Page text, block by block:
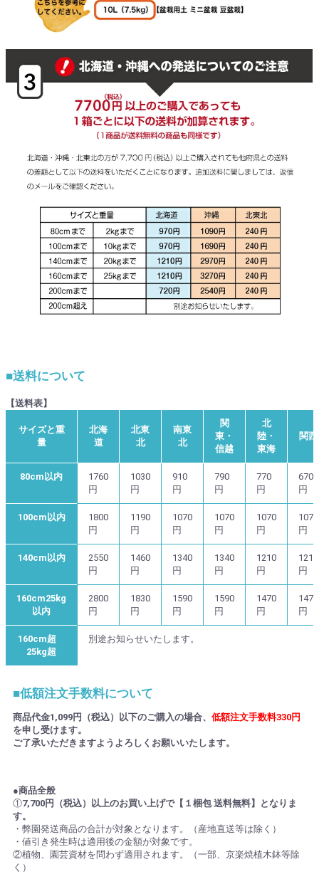
■送料について
【送料表】
サイズと重
量
北海
道
北東
北
南東
北
関
東・
信越
北
陸・
東海
関西
80cm以内
1760
円
1030
円
910
円
790
円
770
円
670
円
100cm以内
1800
円
1190
円
1070
円
1070
円
1070
円
1070
円
140cm以内
2550
円
1460
円
1340
円
1340
円
1210
円
1210
円
160cm25kg
以内
2800
円
1830
円
1590
円
1590
円
1470
円
1470
円
160cm超
25kg超
別途お知らせいたします。
■低額注文手数料について
商品代金1,099円（税込）以下のご購入の場合、 低額注文手数料330円
を申し受けます。
ご了承いただきますようよろしくお願いいたします。
●商品全般
①7,700円（税込）以上のお買い上げで【１梱包 送料無料】となりま
す。
・弊園発送商品の合計が対象となります。（産地直送等は除く）
・値引き発生時は適用後の金額が対象です。
②植物、園芸資材を問わず適用されます。（一部、京楽焼植木鉢等除
く）